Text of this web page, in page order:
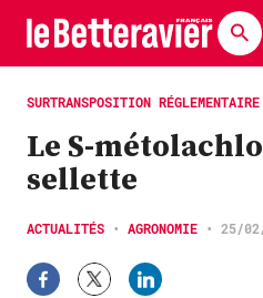
Actualités
Économie
Agronomie
Matériels
SURTRANSPOSITION RÉGLEMENTAIRE
Le S-
sellette
ACTUALITÉS • AGRONOMIE • 25/